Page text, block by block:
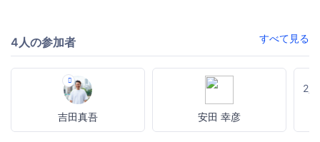
4人の参加者 すべて見る
吉田真吾 安田 幸彦
2